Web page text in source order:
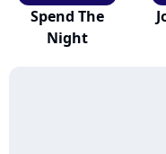
Spend The
Night